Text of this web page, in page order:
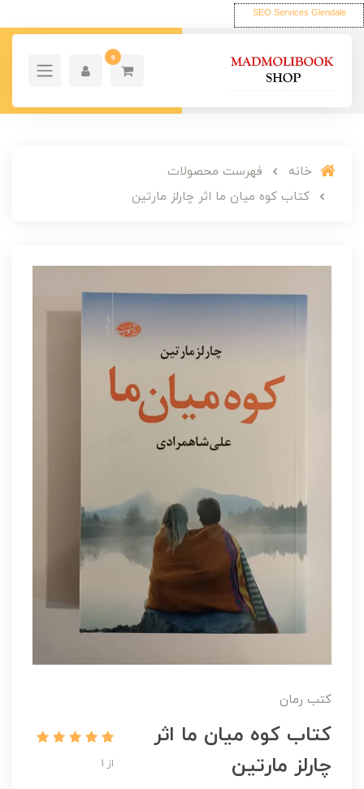
SEO Services Glendale
0
خانه
فهرست محصولات
کتاب کوه میان ما اثر چارلز مارتین
کتب رمان
کتاب کوه میان ما اثر
چارلز مارتین
از 1